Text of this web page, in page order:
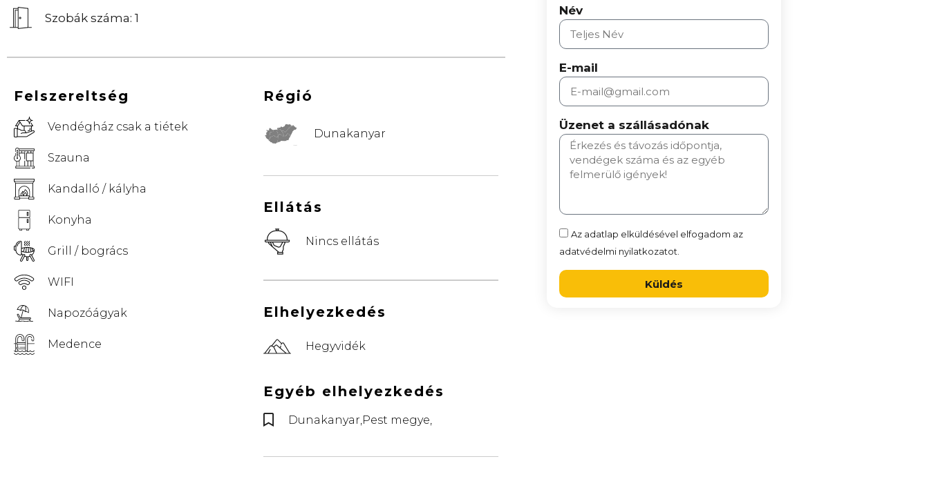
Szobák száma: 1
Felszereltség
Vendégház csak a tiétek
Szauna
Kandalló / kályha
Konyha
Grill / bogrács
WIFI
Napozóágyak
Medence
Régió
Dunakanyar
Ellátás
Nincs ellátás
Elhelyezkedés
Hegyvidék
Egyéb elhelyezkedés
Dunakanyar,Pest megye,
Név
E-mail
Üzenet a szállásadónak
Az adatlap elküldésével elfogadom az
adatvédelmi nyilatkozatot.
Küldés